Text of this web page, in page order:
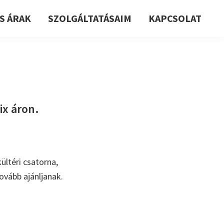
ÁRAK SZOLGÁLTATÁSAIM KAPCSOLAT
áron.
csatorna,
ajánljanak.